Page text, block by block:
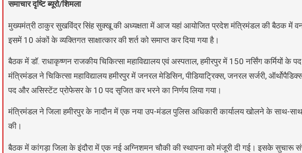
समाचार दृष्टि ब्यूरो/शिमला
मुख्यमंत्री ठाकुर सुखविंद्र सिंह सुक्खू की अध्यक्षता में आज यहां आयोजित प्रदेश मंत्रिमंडल की बैठक में वन
इसमें 10 अंकों के व्यक्तिगत साक्षात्कार की शर्त को समाप्त कर दिया गया है।
बैठक में डॉ. राधाकृष्णन राजकीय चिकित्सा महाविद्यालय एवं अस्पताल, हमीरपुर में 150 नर्सिंग कर्मियों
मंत्रिमंडल ने चिकित्सा महाविद्यालय हमीरपुर में जनरल मेडिसिन, पीडियाट्रिक्स, जनरल सर्जरी,
पद और असिस्टेंट प्रोफेसर के 10 पद सृजित कर भरने का निर्णय लिया गया।
मंत्रिमंडल ने जिला हमीरपुर के नादौन में एक नया उप-मंडल पुलिस अधिकारी कार्यालय खोलने के साथ-
की।
बैठक में कांगड़ा जिला के इंदौरा में एक नई अग्निशमन चौकी की स्थापना को मंजूरी दी गई। इसके सुचारू